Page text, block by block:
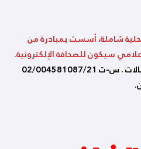
شاملة، أسست بمبادرة من
سيكون للصحافة الإلكترونية.
تصدر عن – وكالة الصحافة والإتصالات . س-ت 02/004581087/21